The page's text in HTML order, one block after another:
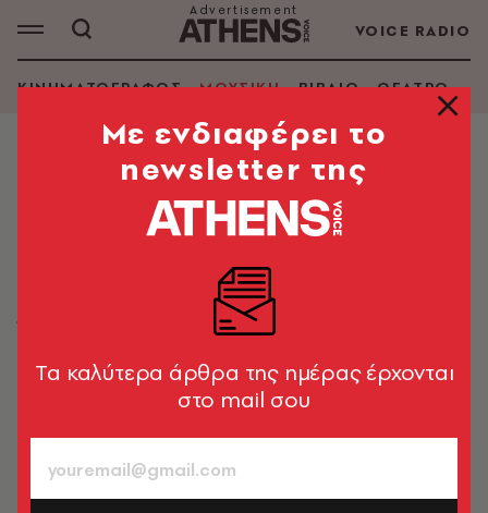
VOICE RADIO
ΚΙΝΗΜΑΤΟΓΡΑΦΟΣ ΜΟΥΣΙΚΗ ΒΙΒΛΙΟ ΘΕΑΤΡΟ -
Πατήρ Διονύσιος Ταμπάκης: Ποιος
είναι ο ιερέας που ενθουσίασε το
Pitchfork με το Paradise Metal
Ένας 53χρονος εφημέριος από το Ναύπλιο υπογράφει
Δημήτρης Καραθάνος
Mε ενδιαφέρει το
newsletter της
Tα καλύτερα άρθρα της ημέρας έρχονται
στο mail σου